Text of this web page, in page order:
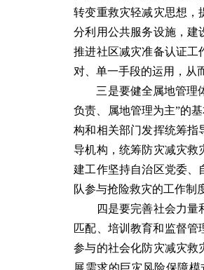
转变重救灾轻减灾思想，
分利用公共服务设施，建
推进社区减灾准备认证工
对、单一手段的运用，从
三是要健全属地管理体
负责、属地管理为主”的
构和相关部门发挥统筹指
导机构，统筹防灾减灾救
建工作坚持自治区党委、
队参与抢险救灾的工作制
四是要完善社会力量和
匹配、培训教育和监督管
参与的社会化防灾减灾救